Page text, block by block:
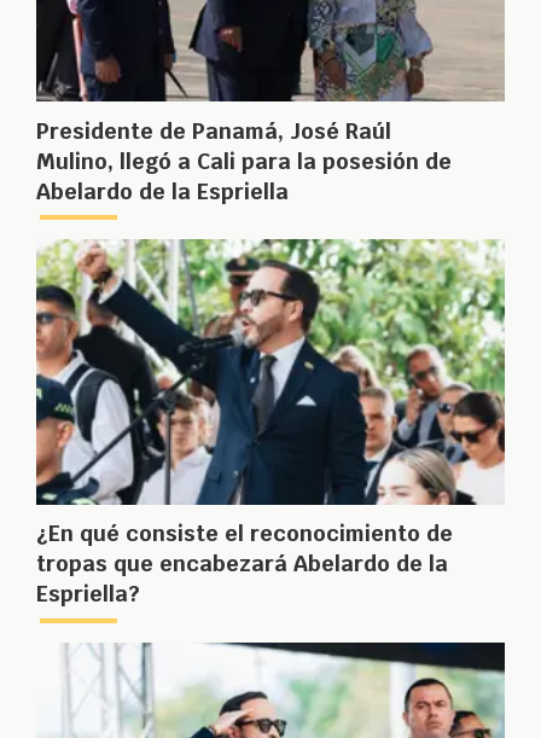
Presidente de Panamá, José Raúl
Mulino, llegó a Cali para la posesión de
Abelardo de la Espriella
¿En qué consiste el reconocimiento de
tropas que encabezará Abelardo de la
Espriella?